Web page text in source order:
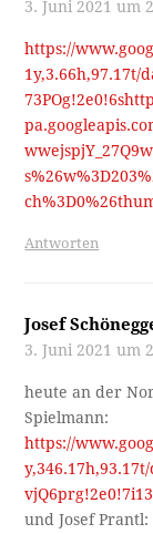
3. Juni 2021 um
https://
1y,3.66h,97.17t/
Antworten
Josef
3. Juni 2021 um
heute an der
Spielmann:
https://
und Josef Prantl: